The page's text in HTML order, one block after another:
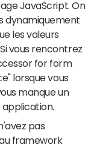
JavaScript. On
dynamiquement
les valeurs
vous rencontrez
for form
lorsque vous
manque un
pas
framework